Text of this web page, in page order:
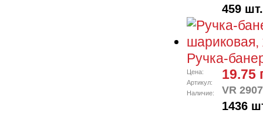
459 шт.
Ручка-
Цена:
Артикул:
Наличие:
19.75
VR
1436